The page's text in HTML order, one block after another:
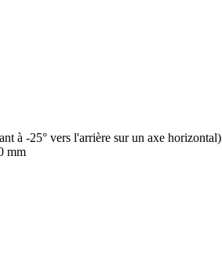
à -25° vers l'arrière sur un axe horizontal)
mm